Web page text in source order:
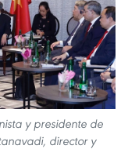
y presidente de
director y